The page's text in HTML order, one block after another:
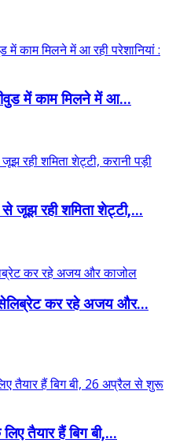
में काम मिलने में आ...
से जूझ रही शमिता शेट्टी,...
सेलिब्रेट कर रहे अजय और...
तैयार हैं बिग बी,...